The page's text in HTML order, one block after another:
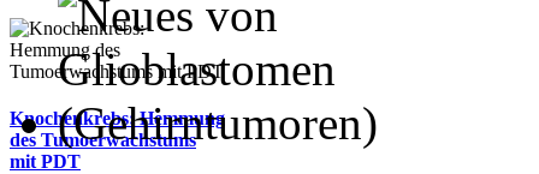
Knochenkrebs: Hemmung
des Tumoerwachstums
mit PDT